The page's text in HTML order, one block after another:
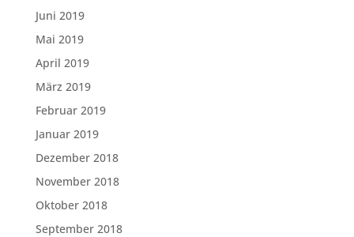
Juni 2019
Mai 2019
April 2019
März 2019
Februar 2019
Januar 2019
Dezember 2018
November 2018
Oktober 2018
September 2018